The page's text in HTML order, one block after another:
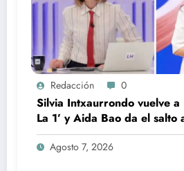
Redacción 0
Silvia Intxaurrondo vuelve a
La 1’ y Aida Bao da el salto
360’
Agosto 7, 2026